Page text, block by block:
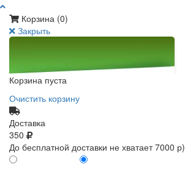
Корзина (0)
Закрыть
Корзина пуста
Очистить корзину
Доставка
350
До бесплатной доставки не хватает 7000 р)